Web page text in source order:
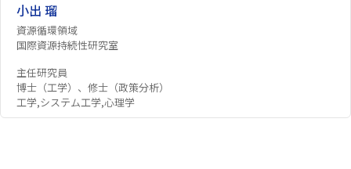
小出 瑠
資源循環領域
国際資源持続性研究室
主任研究員
博士（工学）、修士（政策分析）
工学,システム工学,心理学